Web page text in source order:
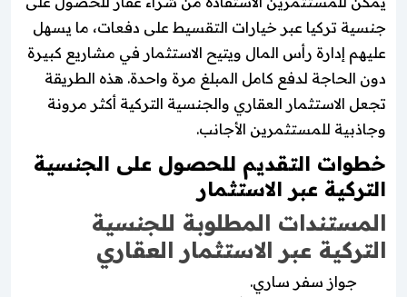
جنسية تركيا عبر خيارات التقسيط على دفعات، ما يسهل
عليهم إدارة رأس المال ويتيح الاستثمار في مشاريع كبيرة
دون الحاجة لدفع كامل المبلغ مرة واحدة. هذه الطريقة
تجعل الاستثمار العقاري والجنسية التركية أكثر مرونة
وجاذبية للمستثمرين الأجانب.
خطوات التقديم للحصول على الجنسية
التركية عبر الاستثمار
المستندات المطلوبة للجنسية
التركية عبر الاستثمار العقاري
جواز سفر ساري.